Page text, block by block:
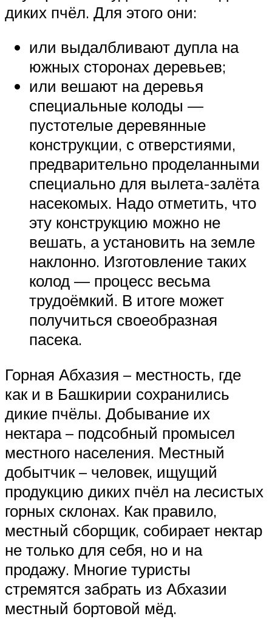
диких пчёл. Для этого они:
или выдалбливают дупла на
южных сторонах деревьев;
или вешают на деревья
специальные колоды —
пустотелые деревянные
конструкции, с отверстиями,
предварительно проделанными
специально для вылета-залёта
насекомых. Надо отметить, что
эту конструкцию можно не
вешать, а установить на земле
наклонно. Изготовление таких
колод — процесс весьма
трудоёмкий. В итоге может
получиться своеобразная
пасека.
Горная Абхазия – местность, где
как и в Башкирии сохранились
дикие пчёлы. Добывание их
нектара – подсобный промысел
местного населения. Местный
добытчик – человек, ищущий
продукцию диких пчёл на лесистых
горных склонах. Как правило,
местный сборщик, собирает нектар
не только для себя, но и на
продажу. Многие туристы
стремятся забрать из Абхазии
местный бортовой мёд.